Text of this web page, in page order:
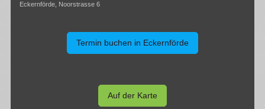
Eckernförde, Noorstrasse 6
Termin buchen in Eckernförde
Auf der Karte